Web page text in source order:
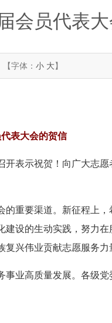
会员代表
【字体：小 大】
表大会的贺信
表示祝贺！向广大志愿
重要渠道。新征程上
设的生动实践，努力
兴伟业贡献志愿服务力
业高质量发展。各级